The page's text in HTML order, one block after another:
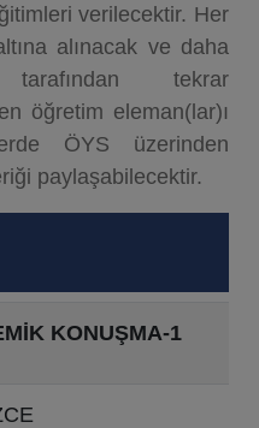
verilecektir. Her
alınacak ve daha
tekrar
öğretim eleman(lar)ı
ÖYS üzerinden
paylaşabilecektir.
KONUŞMA-1